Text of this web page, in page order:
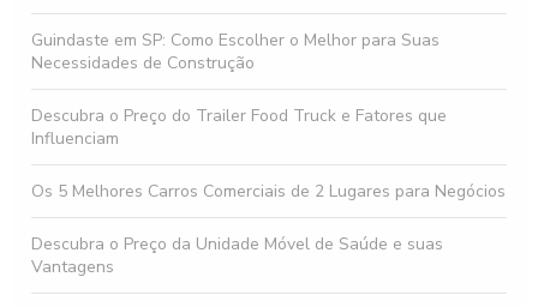
Guindaste em SP: Como Escolher o Melhor para Suas
Necessidades de Construção
Descubra o Preço do Trailer Food Truck e Fatores que
Influenciam
Os 5 Melhores Carros Comerciais de 2 Lugares para Negócios
Descubra o Preço da Unidade Móvel de Saúde e suas
Vantagens